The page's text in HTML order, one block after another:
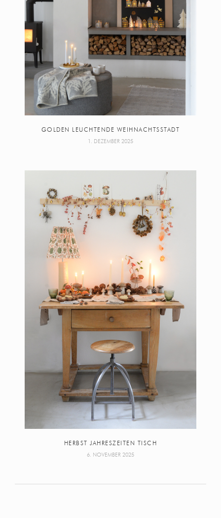
GOLDEN LEUCHTENDE WEIHNACHTSSTADT
1. DEZEMBER 2025
HERBST JAHRESZEITEN TISCH
6. NOVEMBER 2025